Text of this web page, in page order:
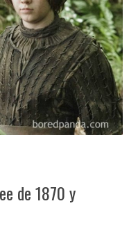
de 1870 y